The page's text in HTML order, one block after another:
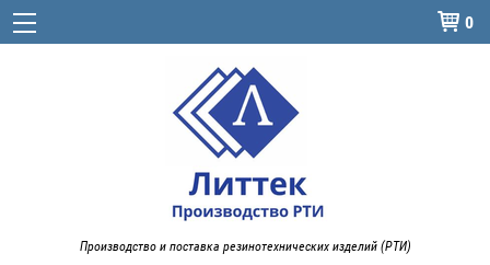
 0
Производство и поставка резинотехнических изделий (РТИ)